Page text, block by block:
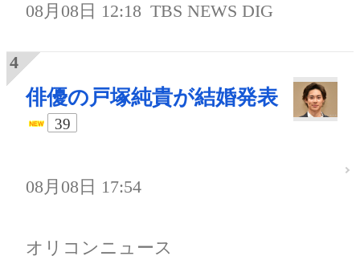
08月08日 12:18 TBS NEWS DIG
俳優の戸塚純貴が結婚発表
39
08月08日 17:54
オリコンニュース